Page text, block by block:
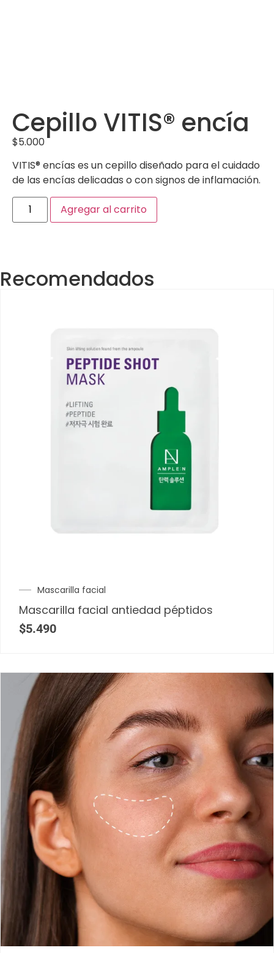
Cepillo VITIS® encía
$5.000
VITIS® encías es un cepillo diseñado para el cuidado
de las encías delicadas o con signos de inflamación.
Agregar al carrito
Recomendados
Mascarilla facial
Mascarilla facial antiedad péptidos
$5.490